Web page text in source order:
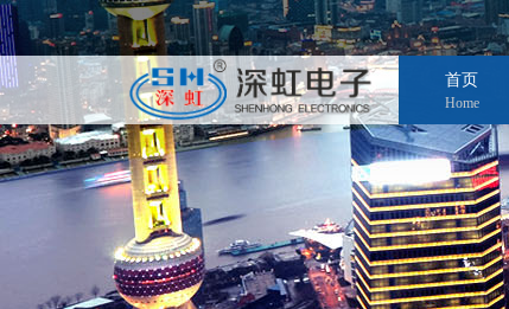
首页
Home